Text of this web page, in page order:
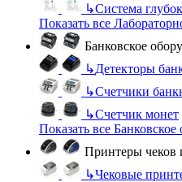
↳Система
Показать все
Банковское
↳Детекторы
↳Счетчики
↳Счетчик монет
Показать все Банковское
Принтеры чеков
↳Чековые